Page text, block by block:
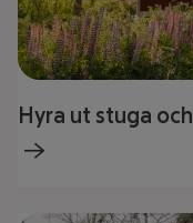
Hyra ut stuga